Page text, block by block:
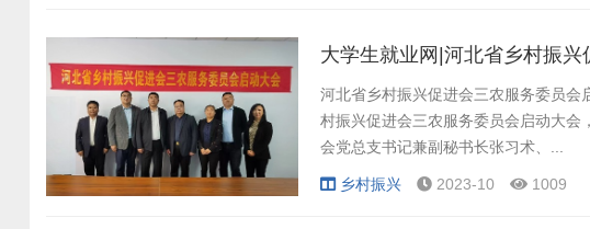
大学生就业网|河北省乡村振
河北省乡村振兴促进会三农服务委员
村振兴促进会三农服务委员会启动大
会党总支书记兼副秘书长张习术、...
乡村振兴 2023-10 1009